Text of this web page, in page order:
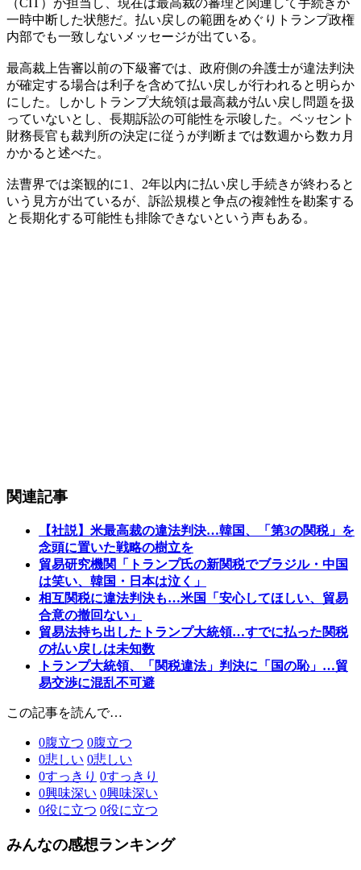
一時中断した状態だ。払い戻しの範囲をめぐりトランプ政権
内部でも一致しないメッセージが出ている。
最高裁上告審以前の下級審では、政府側の弁護士が違法判決
が確定する場合は利子を含めて払い戻しが行われると明らか
にした。しかしトランプ大統領は最高裁が払い戻し問題を扱
っていないとし、長期訴訟の可能性を示唆した。ベッセント
財務長官も裁判所の決定に従うが判断までは数週から数カ月
かかると述べた。
法曹界では楽観的に1、2年以内に払い戻し手続きが終わると
いう見方が出ているが、訴訟規模と争点の複雑性を勘案する
と長期化する可能性も排除できないという声もある。
関連記事
【社説】米最高裁の違法判決…韓国、「第3の関税」を
念頭に置いた戦略の樹立を
貿易研究機関「トランプ氏の新関税でブラジル・中国
は笑い、韓国・日本は泣く」
相互関税に違法判決も…米国「安心してほしい、貿易
合意の撤回ない」
貿易法持ち出したトランプ大統領…すでに払った関税
の払い戻しは未知数
トランプ大統領、「関税違法」判決に「国の恥」…貿
易交渉に混乱不可避
この記事を読んで…
0腹立つ 0腹立つ
0悲しい 0悲しい
0すっきり 0すっきり
0興味深い 0興味深い
0役に立つ 0役に立つ
みんなの感想ランキング